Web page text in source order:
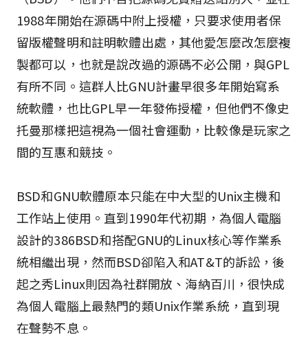
1988年開始在源碼中附上授權，只要求使用者保
留版權聲明和註明軟體出處，其他愛怎麼改怎麼複
製都可以，也就是說改過的源碼不必公開，與GPL
有所不同。這群人比GNU計畫早很多年開始寫系
統軟體，也比GPL早一年發佈授權，但他們不像史
托曼那樣把這視為一個社會運動，比較像是玩家之
間的互惠和競技。
BSD和GNU軟體原本只能在中大型的Unix主機和
工作站上使用。直到1990年代初期，為個人電腦
設計的386BSD和搭配GNU的Linux核心等作業系
統相繼出現，然而BSD卻陷入和AT&T的訴訟，後
起之秀Linux則因為社群開放、海納百川，很快成
為個人電腦上最熱門的類Unix作業系統，直到現
在聲勢不息。